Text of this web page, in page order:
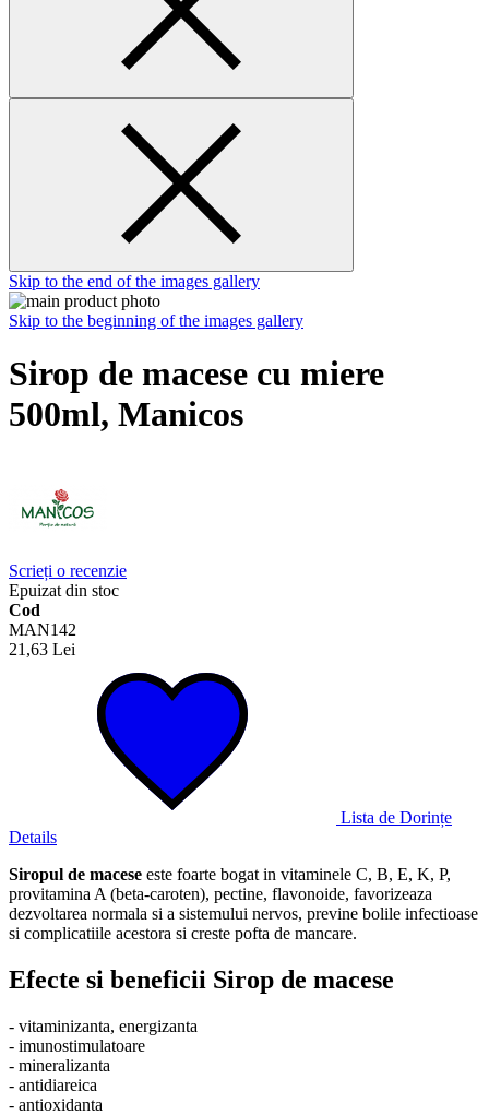
Skip to the end of the images gallery
Skip to the beginning of the images gallery
Sirop de macese cu miere
500ml, Manicos
Scrieți o recenzie
Epuizat din stoc
Cod
MAN142
21,63 Lei
Lista de Dorințe
Details
Siropul de macese este foarte bogat in vitaminele C, B, E, K, P,
provitamina A (beta-caroten), pectine, flavonoide, favorizeaza
dezvoltarea normala si a sistemului nervos, previne bolile infectioase
si complicatiile acestora si creste pofta de mancare.
Efecte si beneficii Sirop de macese
- vitaminizanta, energizanta
- imunostimulatoare
- mineralizanta
- antidiareica
- antioxidanta